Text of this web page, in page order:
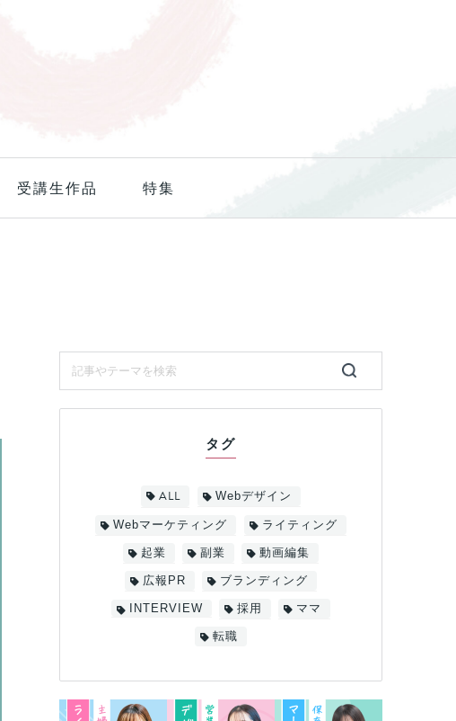
受講生作品 特集
タグ
ALL Webデザイン
Webマーケティング ライティング
起業 副業 動画編集
広報PR ブランディング
INTERVIEW 採用 ママ
転職